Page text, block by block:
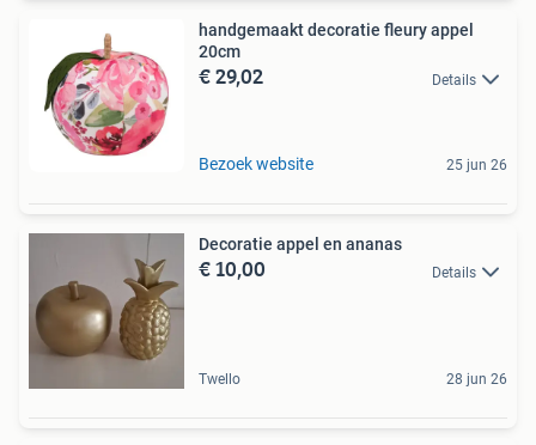
handgemaakt decoratie fleury appel
20cm
€ 29,02 Details
Bezoek website 25 jun 26
Decoratie appel en ananas
€ 10,00 Details
Twello 28 jun 26